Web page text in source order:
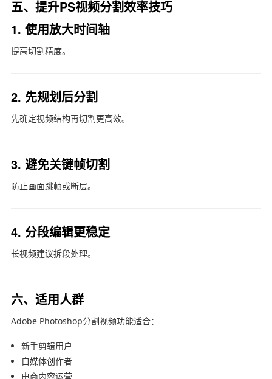
五、提升PS视频分割效率技巧
1. 使用放大时间轴
提高切割精度。
2. 先规划后分割
先确定视频结构再切割更高效。
3. 避免关键帧切割
防止画面跳帧或断层。
4. 分段编辑更稳定
长视频建议拆段处理。
六、适用人群
Adobe Photoshop分割视频功能适合：
新手剪辑用户
自媒体创作者
电商内容运营